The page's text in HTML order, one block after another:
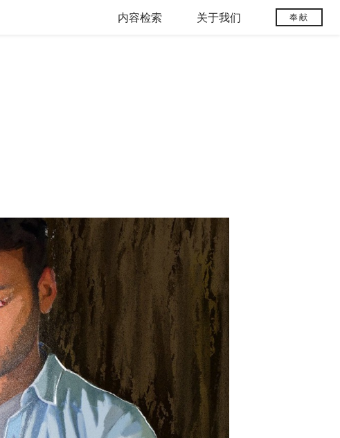
内容检索 关于我们 奉献